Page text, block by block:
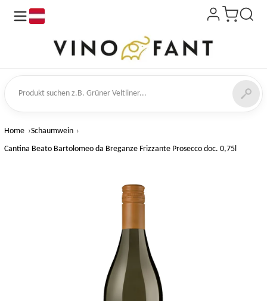
suchen
Home
Schaumwein
Cantina Beato Bartolomeo da Breganze Frizzante Prosecco doc. 0,75l